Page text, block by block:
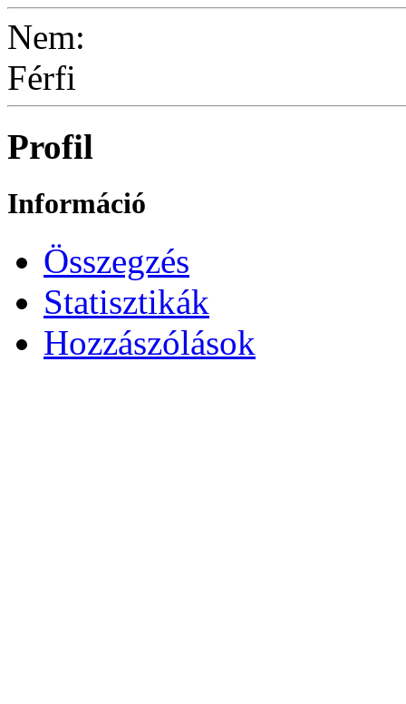
Nem:
Férfi
Profil
Információ
Összegzés
Statisztikák
Hozzászólások